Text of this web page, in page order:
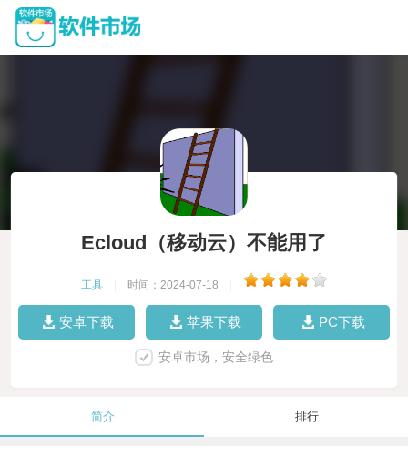
Ecloud（移动云）不能用了
工具 时间：2024-07-18
安卓下载 苹果下载 PC下载
安卓市场，安全绿色
简介 排行